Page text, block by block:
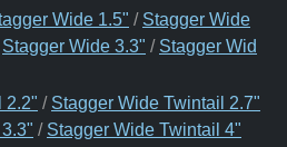
Wide 1.5" / Stagger Wide
Stagger Wide 3.3" / Stagger Wid
2.2" / Stagger Wide Twintail 2.7"
/ Stagger Wide Twintail 4"